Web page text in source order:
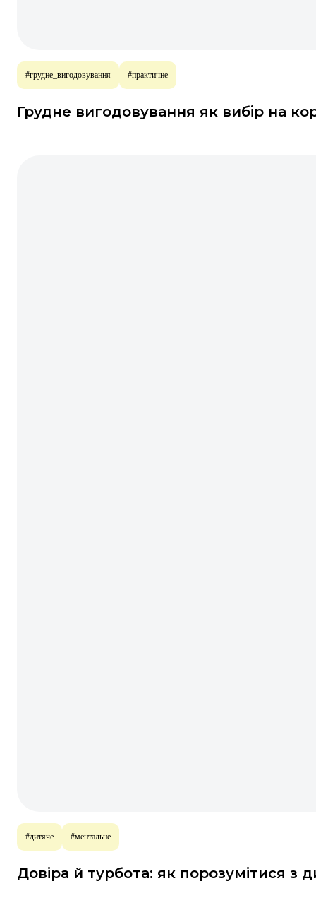
#грудне_вигодовування #практичне
Грудне вигодовування як вибір на
#дитяче #ментальне
Довіра й турбота: як порозумітися з